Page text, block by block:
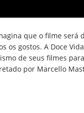
que o filme será
os gostos. A Doce
de seus filmes
por Marcello